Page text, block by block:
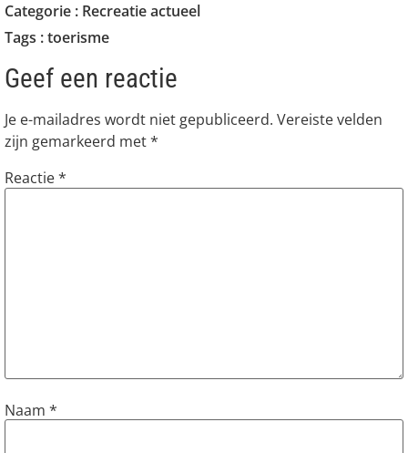
Categorie : Recreatie actueel
Tags :toerisme
Geef een reactie
Je e-mailadres wordt niet gepubliceerd. Vereiste velden
zijn gemarkeerd met*
Reactie*
Naam *